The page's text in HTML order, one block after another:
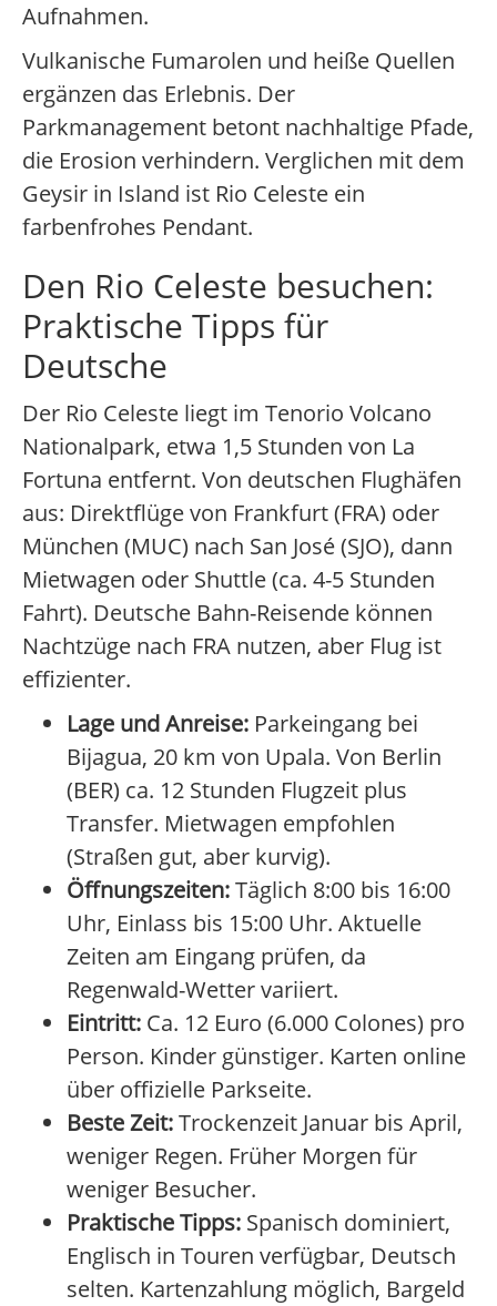
Aufnahmen.
Vulkanische Fumarolen und heiße Quellen
ergänzen das Erlebnis. Der
Parkmanagement betont nachhaltige Pfade,
die Erosion verhindern. Verglichen mit dem
Geysir in Island ist Rio Celeste ein
farbenfrohes Pendant.
Den Rio Celeste besuchen:
Praktische Tipps für
Deutsche
Der Rio Celeste liegt im Tenorio Volcano
Nationalpark, etwa 1,5 Stunden von La
Fortuna entfernt. Von deutschen Flughäfen
aus: Direktflüge von Frankfurt (FRA) oder
München (MUC) nach San José (SJO), dann
Mietwagen oder Shuttle (ca. 4-5 Stunden
Fahrt). Deutsche Bahn-Reisende können
Nachtzüge nach FRA nutzen, aber Flug ist
effizienter.
Lage und Anreise: Parkeingang bei
Bijagua, 20 km von Upala. Von Berlin
(BER) ca. 12 Stunden Flugzeit plus
Transfer. Mietwagen empfohlen
(Straßen gut, aber kurvig).
Öffnungszeiten:Täglich 8:00 bis 16:00
Uhr, Einlass bis 15:00 Uhr. Aktuelle
Zeiten am Eingang prüfen, da
Regenwald-Wetter variiert.
Eintritt: Ca. 12 Euro (6.000 Colones) pro
Person. Kinder günstiger. Karten online
über offizielle Parkseite.
Beste Zeit:Trockenzeit Januar bis April,
weniger Regen. Früher Morgen für
weniger Besucher.
Praktische Tipps: Spanisch dominiert,
Englisch in Touren verfügbar, Deutsch
selten. Kartenzahlung möglich, Bargeld